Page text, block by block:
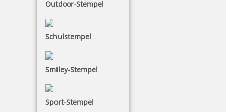
Outdoor-Stempel
Schulstempel
Smiley-Stempel
Sport-Stempel